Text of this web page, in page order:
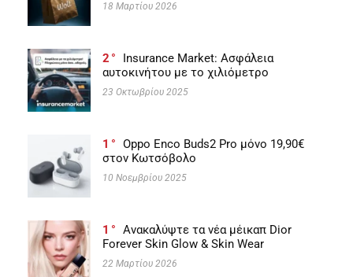
18 Μαρτίου 2026
2
Insurance Market: Ασφάλεια
αυτοκινήτου με το χιλιόμετρο
23 Οκτωβρίου 2025
1
Oppo Enco Buds2 Pro μόνο 19,90€
στον Κωτσόβολο
10 Νοεμβρίου 2025
1
Ανακαλύψτε τα νέα μέικαπ Dior
Forever Skin Glow & Skin Wear
22 Μαρτίου 2026